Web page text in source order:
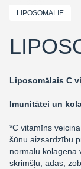
LIPOSOMĀLIE
Liposomālais C
Imunitātei un
*C vitamīns
šūnu aizsardzību
normālu kolagēna
skrimšļu, ādas,